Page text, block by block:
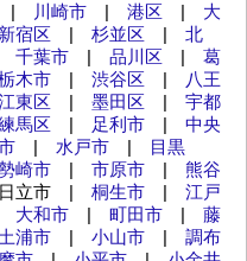
| 川崎市 | 港区 | 大
新宿区 | 杉並区 | 北
千葉市 | 品川区 | 葛
木市 | 渋谷区 |
八王
東区 | 墨田区 | 宇都
馬区 | 足利市 | 中央
| 水戸市 |
目黒
崎市 | 市原市 | 熊谷
立市 | 桐生市 | 江戸
大和市 | 町田市 | 藤
土浦市 | 小山市 | 調布